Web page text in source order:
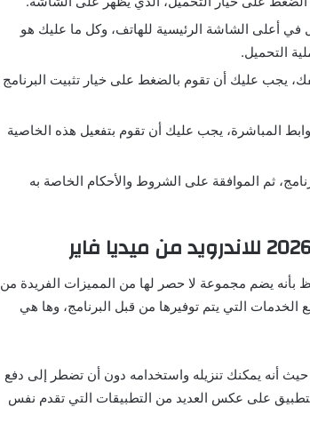
أعلى الشاشة الرئيسية للهاتف، وكل ما عليك هو
التحميل.
يجب عليك أن تقوم بالضغط على خيار تثبيت البرنامج
المباشرة، يجب عليك أن تقوم بتفعيل هذه الخاصية
ثم الموافقة على الشروط والأحكام الخاصة به
يضم مجموعة لا حصر لها من المميزات الفريدة من
التي يتم توفيرها من قبل البرنامج، وها هي
حيث أنه يمكنك تنزيله واستخدامه دون أن تضطر إلى دفع
على عكس العديد من التطبيقات التي تقدم نفس